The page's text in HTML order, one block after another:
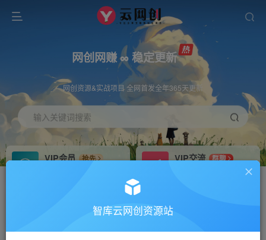
网创网赚 ∞ 稳定更新
网创资源&实战项目 全网首发全年365天更新
输入关键词搜索
VIP会员
抢先
VIP交流
群聊
研究探讨更多创业项目路子。
会员专属推广链接智库云网创资源站